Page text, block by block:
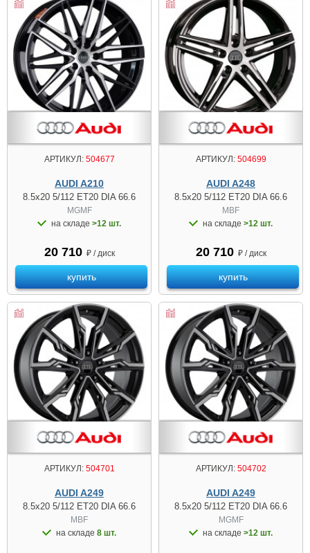
АРТИКУЛ:504677
AUDI A210
8.5x20 5/112 ET20 DIA 66.6
MGMF
на складе >12 шт.
20 710 ₽ / диск
купить
АРТИКУЛ:504699
AUDI A248
8.5x20 5/112 ET20 DIA 66.6
MBF
на складе >12 шт.
20 710 ₽ / диск
купить
АРТИКУЛ:504701
AUDI A249
8.5x20 5/112 ET20 DIA 66.6
MBF
на складе 8 шт.
АРТИКУЛ:504702
AUDI A249
8.5x20 5/112 ET20 DIA 66.6
MGMF
на складе >12 шт.